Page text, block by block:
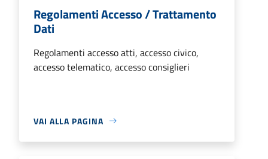
Regolamenti Accesso / Trattamento
Dati
Regolamenti accesso atti, accesso civico,
accesso telematico, accesso consiglieri
VAI ALLA PAGINA